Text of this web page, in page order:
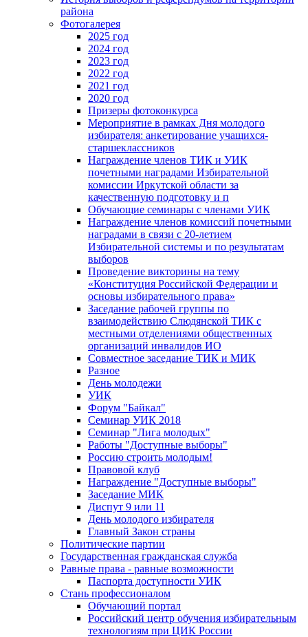
района
Фотогалерея
2025 год
2024 год
2023 год
2022 год
2021 год
2020 год
Призеры фотоконкурса
Мероприятие в рамках Дня молодого
избирателя: анкетирование учащихся-
старшеклассников
Награждение членов ТИК и УИК
почетными наградами Избирательной
комиссии Иркутской области за
качественную подготовку и п
Обучающие семинары с членами УИК
Награждение членов комиссий почетными
наградами в связи с 20-летием
Избирательной системы и по результатам
выборов
Проведение викторины на тему
«Конституция Российской Федерации и
основы избирательного права»
Заседание рабочей группы по
взаимодействию Слюдянской ТИК с
местными отделениями общественных
организаций инвалидов ИО
Совместное заседание ТИК и МИК
Разное
День молодежи
УИК
Форум "Байкал"
Семинар УИК 2018
Семинар "Лига молодых"
Работы "Доступные выборы"
Россию строить молодым!
Правовой клуб
Награждение "Доступные выборы"
Заседание МИК
Диспут 9 или 11
День молодого избирателя
Главный Закон страны
Политические партии
Государственная гражданская служба
Равные права - равные возможности
Паспорта доступности УИК
Стань профессионалом
Обучающий портал
Российский центр обучения избирательным
технологиям при ЦИК России